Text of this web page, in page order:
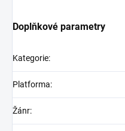
Doplňkové parametry
Kategorie:
Platforma:
Žánr: